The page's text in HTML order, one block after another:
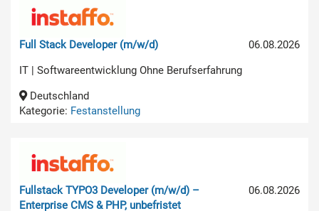
06.08.2026
Full Stack Developer (m/w/d)
IT | Softwareentwicklung Ohne Berufserfahrung
Deutschland
Kategorie: Festanstellung
06.08.2026
Fullstack TYPO3 Developer (m/w/d) –
Enterprise CMS & PHP, unbefristet